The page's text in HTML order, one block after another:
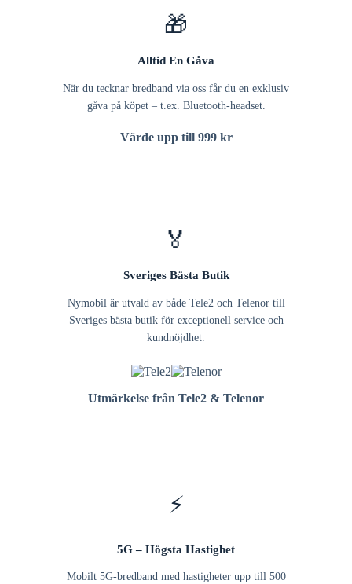
🎁
Alltid En Gåva
När du tecknar bredband via oss får du en exklusiv
gåva på köpet – t.ex. Bluetooth-headset.
Värde upp till 999 kr
🏅
Sveriges Bästa Butik
Nymobil är utvald av både Tele2 och Telenor till
Sveriges bästa butik för exceptionell service och
kundnöjdhet.
Utmärkelse från Tele2 & Telenor
⚡
5G – Högsta Hastighet
Mobilt 5G-bredband med hastigheter upp till 500